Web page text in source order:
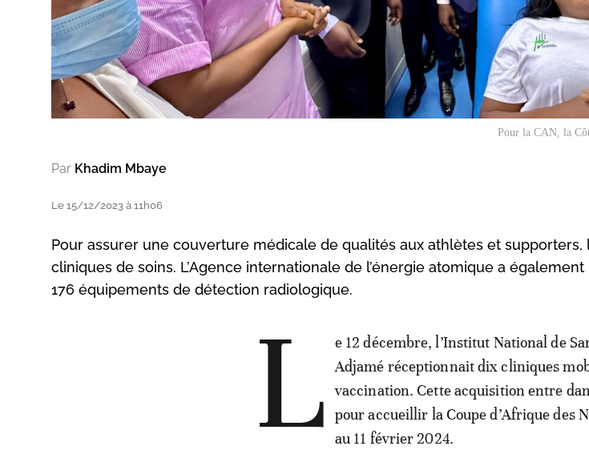
Pour la CAN, la
Par Khadim Mbaye
Le 15/12/2023 à 11h06
Pour assurer une couverture médicale de qualités aux athlètes et supporters,
cliniques de soins. L’Agence internationale de l’énergie atomique a
176 équipements de détection radiologique.
L
e 12 décembre, l’Institut National de
Adjamé réceptionnait dix cliniques
vaccination. Cette acquisition entre
pour accueillir la Coupe d’Afrique des
au 11 février 2024.